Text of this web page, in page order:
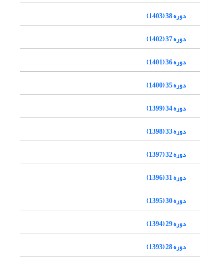
دوره 38 (1403)
دوره 37 (1402)
دوره 36 (1401)
دوره 35 (1400)
دوره 34 (1399)
دوره 33 (1398)
دوره 32 (1397)
دوره 31 (1396)
دوره 30 (1395)
دوره 29 (1394)
دوره 28 (1393)